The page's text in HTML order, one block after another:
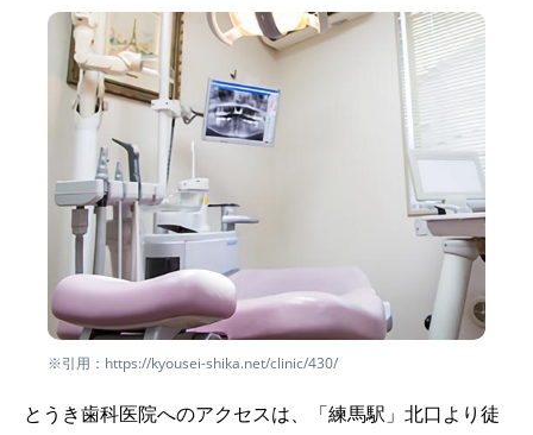
※引用：https://kyousei-shika.net/clinic/430/
とうき歯科医院へのアクセスは、「練馬駅」北口より徒